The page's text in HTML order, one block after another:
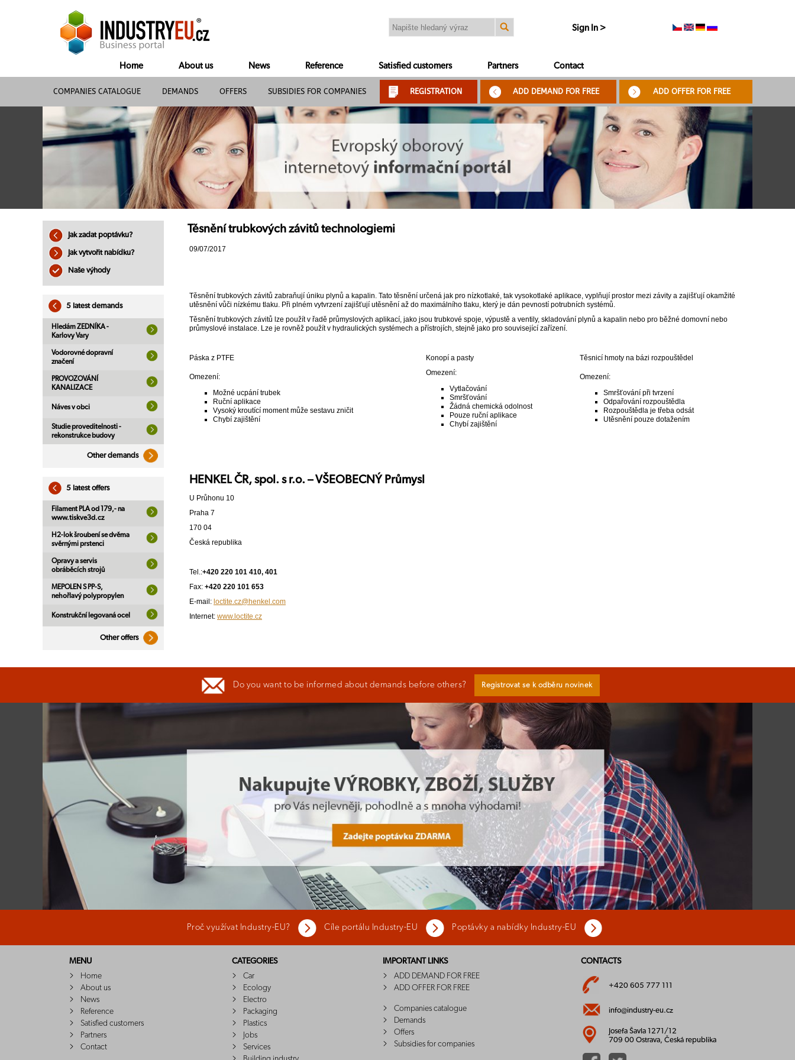
Sign In >
Home About us News Reference Satisfied customers Partners Contact
COMPANIES CATALOGUE DEMANDS OFFERS SUBSIDIES FOR COMPANIES REGISTRATION ADD DEMAND FOR FREE ADD OFFER FOR FREE
Jak zadat poptávku?
Jak vytvořit nabídku?
Naše výhody
5 latest demands
Hledám ZEDNÍKA -
Karlovy Vary
Vodorovné dopravní
značení
PROVOZOVÁNÍ
KANALIZACE
Náves v obci
Studie proveditelnosti -
rekonstrukce budovy
Other demands
5 latest offers
Filament PLA od 179,- na
www.tiskve3d.cz
H2-lok šroubení se dvěma
svěrnými prstenci
Opravy a servis
obráběcích strojů
MEPOLEN S PP-S,
nehořlavý polypropylen
Konstrukční legovaná ocel
Other offers
Těsnění trubkových závitů technologiemi
09/07/2017
Těsnění trubkových závitů zabraňují úniku plynů a kapalin. Tato těsnění určená jak pro nízkotlaké, tak vysokotlaké aplikace, vyplňují prostor mezi závity a zajišťují okamžité
utěsnění vůči nízkému tlaku. Při plném vytvrzení zajišťují utěsnění až do maximálního tlaku, který je dán pevností potrubních systémů.
Těsnění trubkových závitů lze použít v řadě průmyslových aplikací, jako jsou trubkové spoje, výpustě a ventily, skladování plynů a kapalin nebo pro běžné domovní nebo
průmyslové instalace. Lze je rovněž použít v hydraulických systémech a přístrojích, stejně jako pro související zařízení.
Páska z PTFE Konopí a pasty Těsnicí hmoty na bázi rozpouštědel
Omezení:
Možné ucpání trubek
Ruční aplikace
Vysoký kroutící moment může sestavu zničit
Chybí zajištění
Omezení:
Vytlačování
Smršťování
Žádná chemická odolnost
Pouze ruční aplikace
Chybí zajištění
Omezení:
Smršťování při tvrzení
Odpařování rozpouštědla
Rozpouštědla je třeba odsát
Utěsnění pouze dotažením
HENKEL ČR, spol. s r.o. – VŠEOBECNÝ Průmysl
U Průhonu 10
Praha 7
170 04
Česká republika
Tel.:+420 220 101 410, 401
Fax: +420 220 101 653
E-mail: loctite.cz@henkel.com
Internet: www.loctite.cz
Do you want to be informed about demands before others? Registrovat se k odběru novinek
Proč využívat Industry-EU? Cíle portálu Industry-EU Poptávky a nabídky Industry-EU
MENU
Home
About us
News
Reference
Satisfied customers
Partners
Contact
CATEGORIES
Car
Ecology
Electro
Packaging
Plastics
Jobs
Services
IMPORTANT LINKS
ADD DEMAND FOR FREE
ADD OFFER FOR FREE
Companies catalogue
Demands
Offers
Subsidies for companies
CONTACTS
+420 605 777 111
info@industry-eu.cz
Josefa Šavla 1271/12
709 00 Ostrava, Česká republika